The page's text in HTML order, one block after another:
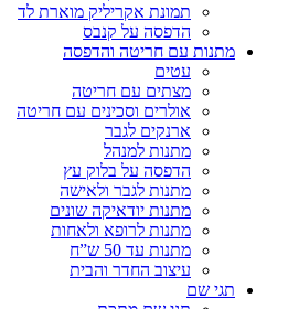
תמונת אקריליק מוארת לד
הדפסה על קנבס
מתנות עם חריטה והדפסה
עטים
מצתים עם חריטה
אולרים וסכינים עם חריטה
ארנקים לגבר
מתנות למנהל
הדפסה על בלוק עץ
מתנות לגבר ולאישה
מתנות יודאיקה שונים
מתנות לרופא ולאחות
מתנות עד 50 ש”ח
עיצוב החדר והבית
תגי שם